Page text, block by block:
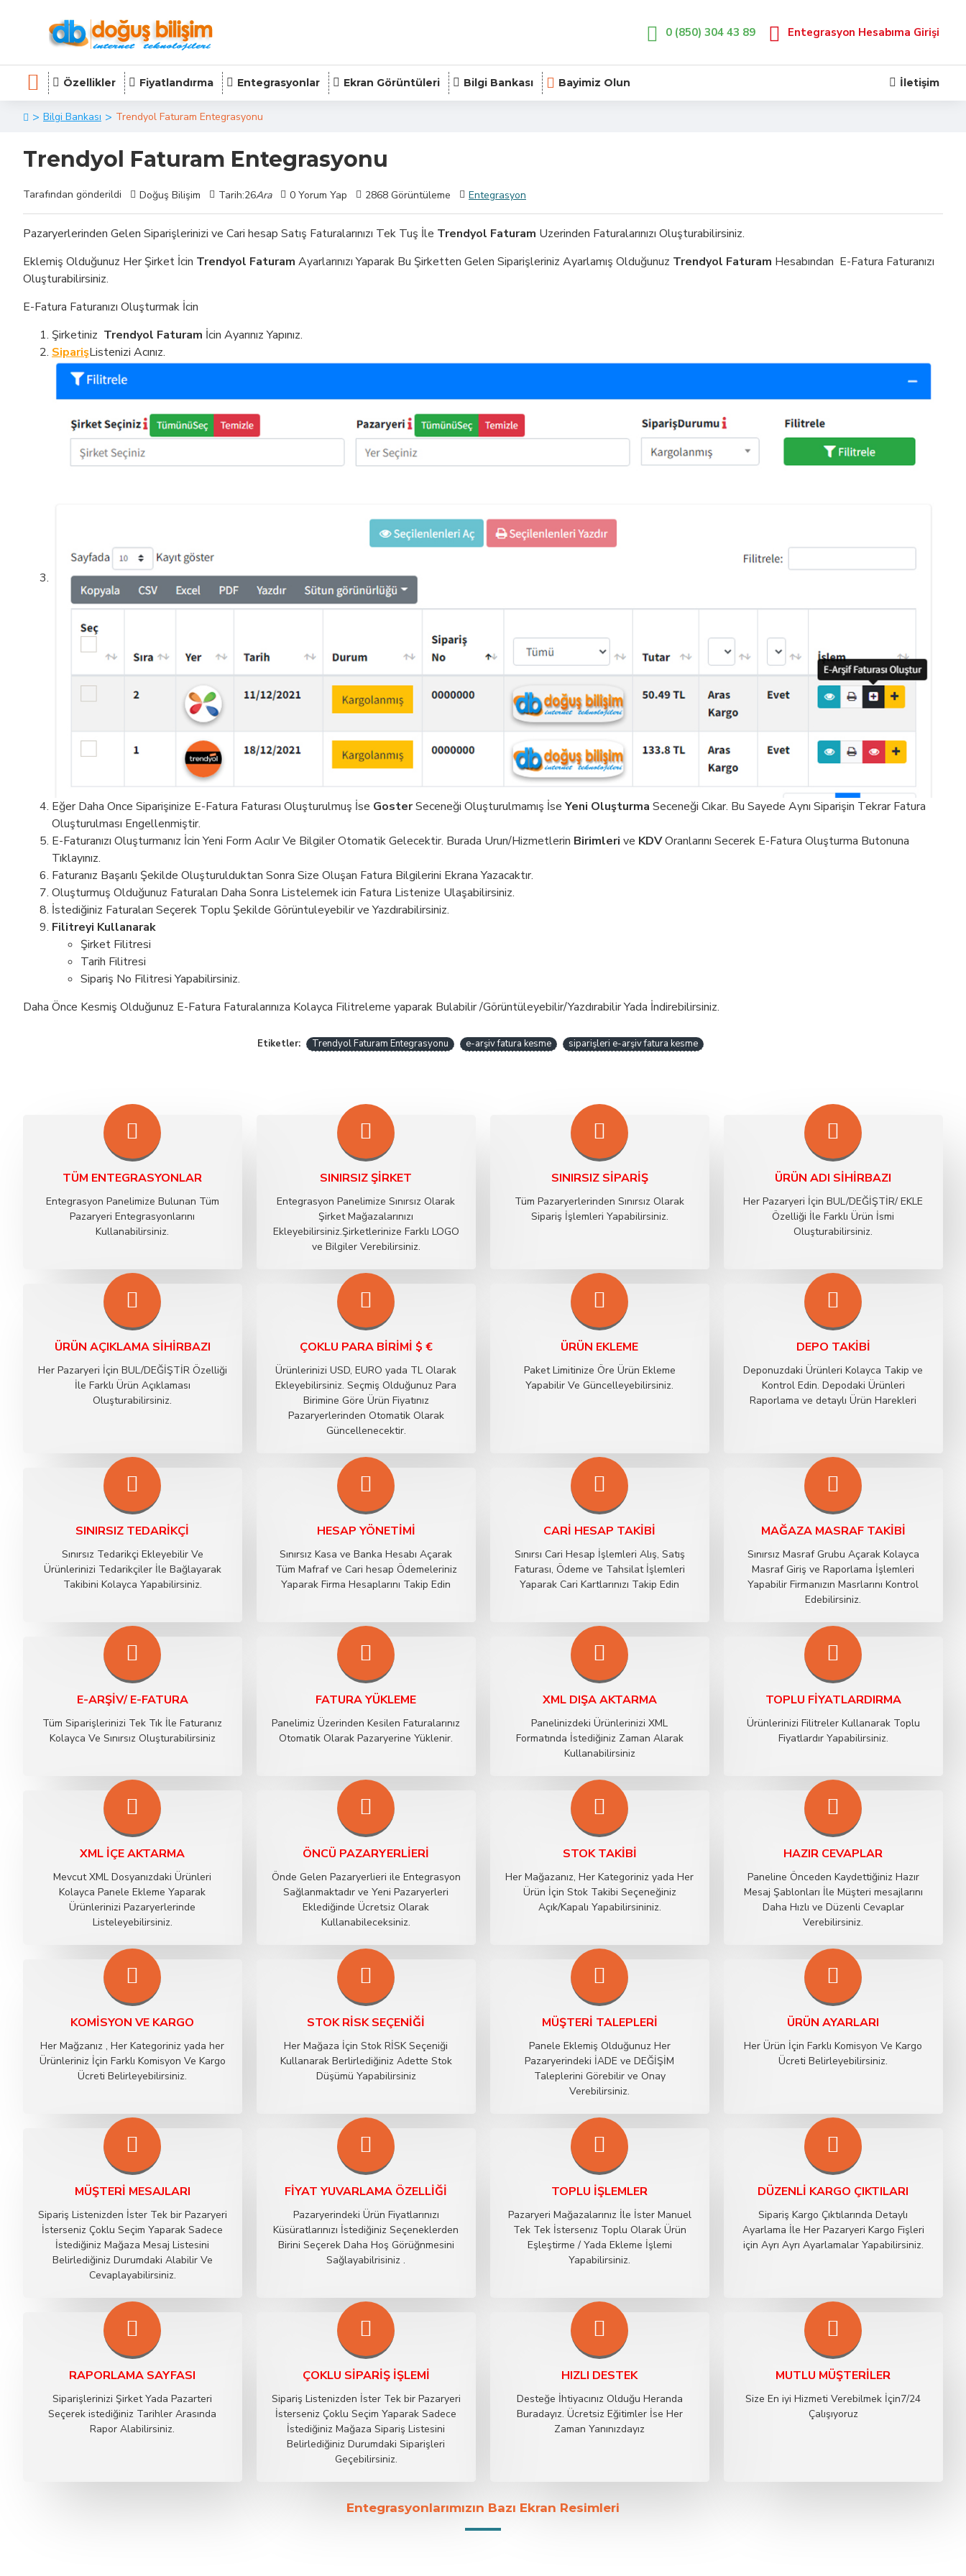
0 (850) 304 43 89 Entegrasyon Hesabıma Girişi
Özellikler Fiyatlandırma Entegrasyonlar Ekran Görüntüleri Bilgi Bankası Bayimiz Olun İletişim
Bilgi Bankası Trendyol Faturam Entegrasyonu
Trendyol Faturam Entegrasyonu
Tarafından gönderildi Doğuş Bilişim Tarih:26Ara 0 Yorum Yap 2868 Görüntüleme Entegrasyon
Pazaryerlerinden Gelen Siparişlerinizi ve Cari hesap Satış Faturalarınızı Tek Tuş İle Trendyol Faturam Uzerinden Faturalarınızı Oluşturabilirsiniz.
Eklemiş Olduğunuz Her Şirket İcin Trendyol Faturam Ayarlarınızı Yaparak Bu Şirketten Gelen Siparişleriniz Ayarlamış Olduğunuz Trendyol Faturam Hesabından E-Fatura Faturanızı
Oluşturabilirsiniz.
E-Fatura Faturanızı Oluşturmak İcin
Şirketiniz Trendyol Faturam İcin Ayarınız Yapınız.
SiparişListenizi Acınız.
Eğer Daha Once Siparişinize E-Fatura Faturası Oluşturulmuş İse GosterSeceneği Oluşturulmamış İse Yeni Oluşturma Seceneği Cıkar. Bu Sayede Aynı Siparişin Tekrar Fatura
Oluşturulması Engellenmiştir.
E-Faturanızı Oluşturmanız İcin Yeni Form Acılır Ve Bilgiler Otomatik Gelecektir. Burada Urun/Hizmetlerin Birimleri ve KDVOranlarını Secerek E-Fatura Oluşturma Butonuna
Tıklayınız.
Faturanız Başarılı Şekilde Oluşturulduktan Sonra Size Oluşan Fatura Bilgilerini Ekrana Yazacaktır.
Oluşturmuş Olduğunuz Faturaları Daha Sonra Listelemek icin Fatura Listenize Ulaşabilirsiniz.
İstediğiniz Faturaları Seçerek Toplu Şekilde Görüntuleyebilir ve Yazdırabilirsiniz.
Filitreyi Kullanarak
Şirket Filitresi
Tarih Filitresi
Sipariş No Filitresi Yapabilirsiniz.
Daha Önce Kesmiş Olduğunuz E-Fatura Faturalarınıza Kolayca Filitreleme yaparak Bulabilir /Görüntüleyebilir/Yazdırabilir Yada İndirebilirsiniz.
Etiketler: Trendyol Faturam Entegrasyonu e-arşiv fatura kesme siparişleri e-arşiv fatura kesme
TÜM ENTEGRASYONLAR
Entegrasyon Panelimize Bulunan Tüm
Pazaryeri Entegrasyonlarını
Kullanabilirsiniz.
SINIRSIZ ŞIRKET
Entegrasyon Panelimize Sınırsız Olarak
Şirket Mağazalarınızı
Ekleyebilirsiniz.Şirketlerinize Farklı LOGO
ve Bilgiler Verebilirsiniz.
SINIRSIZ SIPARIŞ
Tüm Pazaryerlerinden Sınırsız Olarak
Sipariş İşlemleri Yapabilirsiniz.
ÜRÜN ADI SIHIRBAZI
Her Pazaryeri İçin BUL/DEĞİŞTİR/ EKLE
Özelliği İle Farklı Ürün İsmi
Oluşturabilirsiniz.
ÜRÜN AÇIKLAMA SIHIRBAZI
Her Pazaryeri İçin BUL/DEĞİŞTİR Özelliği
İle Farklı Ürün Açıklaması
Oluşturabilirsiniz.
ÇOKLU PARA BIRIMI $ €
Ürünlerinizi USD, EURO yada TL Olarak
Ekleyebilirsiniz. Seçmiş Olduğunuz Para
Birimine Göre Ürün Fiyatınız
Pazaryerlerinden Otomatik Olarak
Güncellenecektir.
ÜRÜN EKLEME
Paket Limitinize Öre Ürün Ekleme
Yapabilir Ve Güncelleyebilirsiniz.
DEPO TAKIBI
Deponuzdaki Ürünleri Kolayca Takip ve
Kontrol Edin. Depodaki Ürünleri
Raporlama ve detaylı Ürün Harekleri
SINIRSIZ TEDARIKÇI
Sınırsız Tedarikçi Ekleyebilir Ve
Ürünlerinizi Tedarikçiler İle Bağlayarak
Takibini Kolayca Yapabilirsiniz.
HESAP YÖNETIMI
Sınırsız Kasa ve Banka Hesabı Açarak
Tüm Mafraf ve Cari hesap Ödemeleriniz
Yaparak Firma Hesaplarını Takip Edin
CARI HESAP TAKIBI
Sınırsı Cari Hesap İşlemleri Alış, Satış
Faturası, Ödeme ve Tahsilat İşlemleri
Yaparak Cari Kartlarınızı Takip Edin
MAĞAZA MASRAF TAKIBI
Sınırsız Masraf Grubu Açarak Kolayca
Masraf Giriş ve Raporlama İşlemleri
Yapabilir Firmanızın Masrlarını Kontrol
Edebilirsiniz.
E-ARŞİV/ E-FATURA
Tüm Siparişlerinizi Tek Tık İle Faturanız
Kolayca Ve Sınırsız Oluşturabilirsiniz
FATURA YÜKLEME
Panelimiz Üzerinden Kesilen Faturalarınız
Otomatik Olarak Pazaryerine Yüklenir.
XML DIŞA AKTARMA
Panelinizdeki Ürünlerinizi XML
Formatında İstediğiniz Zaman Alarak
Kullanabilirsiniz
TOPLU FIYATLARDIRMA
Ürünlerinizi Filitreler Kullanarak Toplu
Fiyatlardır Yapabilirsiniz.
XML İÇE AKTARMA
Mevcut XML Dosyanızdaki Ürünleri
Kolayca Panele Ekleme Yaparak
Ürünlerinizi Pazaryerlerinde
Listeleyebilirsiniz.
ÖNCÜ PAZARYERLIERI
Önde Gelen Pazaryerlieri ile Entegrasyon
Sağlanmaktadır ve Yeni Pazaryerleri
Eklediğinde Ücretsiz Olarak
Kullanabileceksiniz.
STOK TAKIBI
Her Mağazanız, Her Kategoriniz yada Her
Ürün İçin Stok Takibi Seçeneğiniz
Açık/Kapalı Yapabilirsininiz.
HAZIR CEVAPLAR
Paneline Önceden Kaydettiğiniz Hazır
Mesaj Şablonları İle Müşteri mesajlarını
Daha Hızlı ve Düzenli Cevaplar
Verebilirsiniz.
KOMISYON VE KARGO
Her Mağzanız , Her Kategoriniz yada her
Ürünleriniz İçin Farklı Komisyon Ve Kargo
Ücreti Belirleyebilirsiniz.
STOK RİSK SEÇENIĞI
Her Mağaza İçin Stok RİSK Seçeniği
Kullanarak Berlirlediğiniz Adette Stok
Düşümü Yapabilirsiniz
MÜŞTERI TALEPLERI
Panele Eklemiş Olduğunuz Her
Pazaryerindeki İADE ve DEĞİŞİM
Taleplerini Görebilir ve Onay
Verebilirsiniz.
ÜRÜN AYARLARI
Her Ürün İçin Farklı Komisyon Ve Kargo
Ücreti Belirleyebilirsiniz.
MÜŞTERI MESAJLARI
Sipariş Listenizden İster Tek bir Pazaryeri
İsterseniz Çoklu Seçim Yaparak Sadece
İstediğiniz Mağaza Mesaj Listesini
Belirlediğiniz Durumdaki Alabilir Ve
Cevaplayabilirsiniz.
FIYAT YUVARLAMA ÖZELLIĞI
Pazaryerindeki Ürün Fiyatlarınızı
Küsüratlarınızı İstediğiniz Seçeneklerden
Birini Seçerek Daha Hoş Görüğnmesini
Sağlayabilrisiniz .
TOPLU İŞLEMLER
Pazaryeri Mağazalarınız İle İster Manuel
Tek Tek İstersenız Toplu Olarak Ürün
Eşleştirme / Yada Ekleme İşlemi
Yapabilirsiniz.
DÜZENLI KARGO ÇIKTILARI
Sipariş Kargo Çıktılarında Detaylı
Ayarlama İle Her Pazaryeri Kargo Fişleri
için Ayrı Ayrı Ayarlamalar Yapabilirsiniz.
RAPORLAMA SAYFASI
Siparişlerinizi Şirket Yada Pazarteri
Seçerek istediğiniz Tarihler Arasında
Rapor Alabilirsiniz.
ÇOKLU SIPARIŞ İŞLEMI
Sipariş Listenizden İster Tek bir Pazaryeri
İsterseniz Çoklu Seçim Yaparak Sadece
İstediğiniz Mağaza Sipariş Listesini
Belirlediğiniz Durumdaki Siparişleri
Geçebilirsiniz.
HIZLI DESTEK
Desteğe İhtiyacınız Olduğu Heranda
Buradayız. Ücretsiz Eğitimler İse Her
Zaman Yanınızdayız
MUTLU MÜŞTERILER
Size En iyi Hizmeti Verebilmek İçin7/24
Çalışıyoruz
Entegrasyonlarımızın Bazı Ekran Resimleri